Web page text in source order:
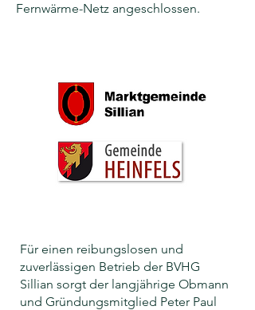
Fernwärme-Netz angeschlossen.
Für einen reibungslosen und
zuverlässigen Betrieb der BVHG
Sillian sorgt der langjährige Obmann
und Gründungsmitglied Peter Paul